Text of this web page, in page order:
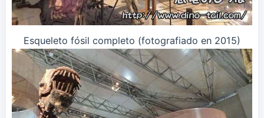
Esqueleto fósil completo (fotografiado en 2015)